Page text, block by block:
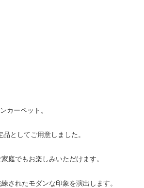
カーペット。
としてご用意しました。
庭でもお楽しみいただけます。
されたモダンな印象を演出します。